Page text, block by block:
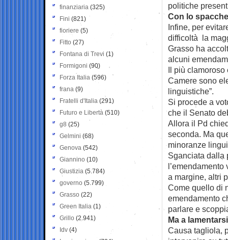
politiche
Con lo
Infine, per
difficoltà la
Grasso ha
alcuni
Il più clamoroso
Camere sono
linguistiche”.
Si procede a
che il Senato
Allora il Pd
seconda. Ma
minoranze
Sganciata dalla
a margine, altri
Come quello di
emendamento
parlare e
Ma a
Causa tagliola,
finanziaria (325)
Fini (821)
fioriere (5)
Fitto (27)
Fontana di Trevi (1)
Formigoni (90)
Forza Italia (596)
frana (9)
Fratelli d'Italia (291)
Futuro e Libertà (510)
g8 (25)
Gelmini (68)
Genova (542)
Giannino (10)
Giustizia (5.784)
governo (5.799)
Grasso (22)
Green Italia (1)
Grillo (2.941)
Idv (4)